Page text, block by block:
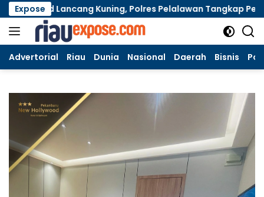
Langsung
ke
konten
Expose
Lancang Kuning, Polres Pelalawan Tangkap Pembakar
Advertorial Riau Dunia Nasional Daerah Bisnis